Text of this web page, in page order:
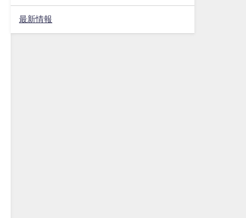
最新情報